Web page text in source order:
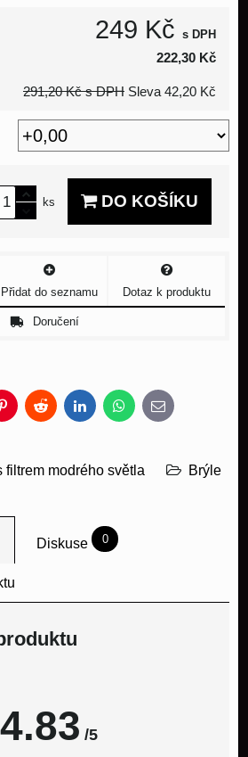
249 Kč s DPH
222,30 Kč
291,20 Kč s DPH Sleva 42,20 Kč
ks DO KOŠÍKU
Přidat do seznamu Dotaz k produktu
Doručení
PinterestReddit LinkedInWhatsApp
E-
mail
filtrem modrého světla
Brýle
Diskuse 0
4.83 /5